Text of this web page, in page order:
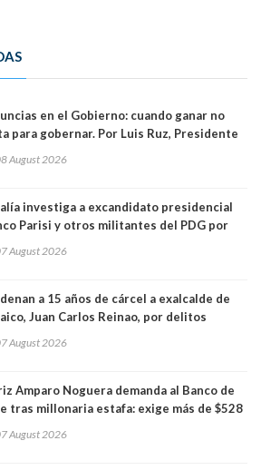
en el Gobierno: cuando ganar no
para gobernar. Por Luis Ruz, Presidente
August 2026
investiga a excandidato presidencial
Parisi y otros militantes del PDG por
August 2026
a 15 años de cárcel a exalcalde de
Juan Carlos Reinao, por delitos
August 2026
Amparo Noguera demanda al Banco de
tras millonaria estafa: exige más de $528
August 2026